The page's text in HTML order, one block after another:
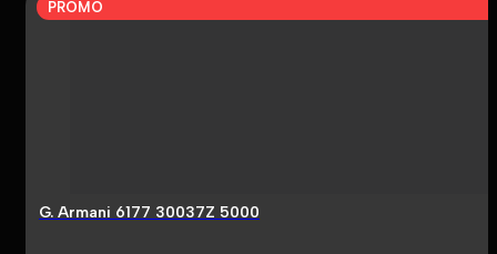
PROMO
G. Armani 6177 30037Z 5000